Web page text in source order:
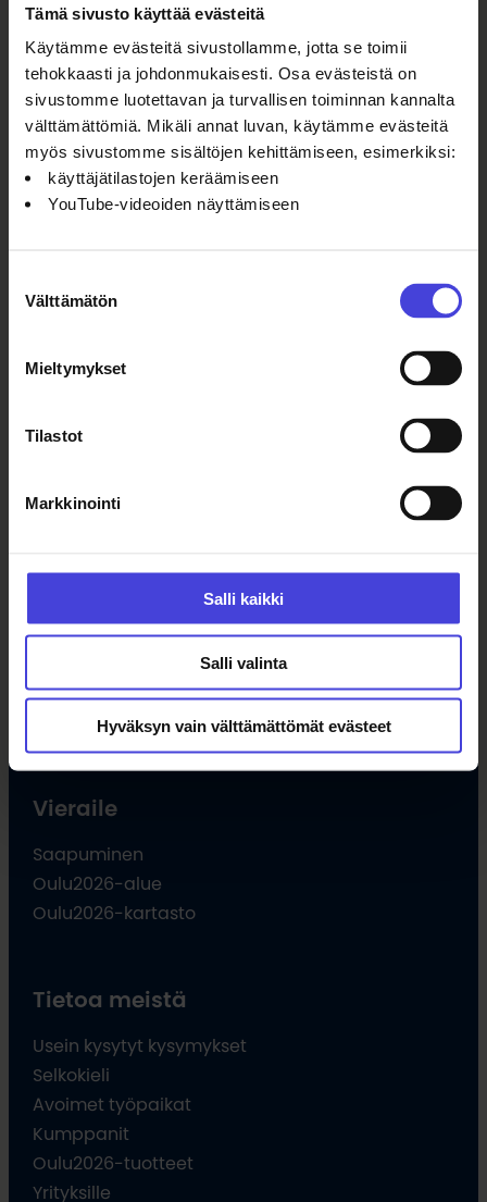
Tämä sivusto käyttää evästeitä
Käytämme evästeitä sivustollamme, jotta se toimii
tehokkaasti ja johdonmukaisesti. Osa evästeistä on
sivustomme luotettavan ja turvallisen toiminnan kannalta
välttämättömiä. Mikäli annat luvan, käytämme evästeitä
myös sivustomme sisältöjen kehittämiseen, esimerkiksi:
käyttäjätilastojen keräämiseen
YouTube-videoiden näyttämiseen
valinta
Välttämätön
Mieltymykset
Tilastot
Markkinointi
Salli kaikki
Salli valinta
Hyväksyn vain välttämättömät evästeet
Oulun kulttuurisäätiö
Oulu2026 Info
Kauppurienkatu 10
Kauppakeskus Pekuri 2krs
info@oulu2026.eu
Ajankohtaista
Uutiset
Ohjelmahaku
Tule vapaaehtoiseksi
Hankkeet
Opettajille
Vieraile
Saapuminen
Oulu2026-alue
Oulu2026-kartasto
Tietoa meistä
Usein kysytyt kysymykset
Selkokieli
Avoimet työpaikat
Kumppanit
Oulu2026-tuotteet
Yrityksille